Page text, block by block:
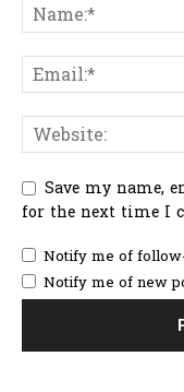
Save my name,
for the next time I
Notify me of
Notify me of new